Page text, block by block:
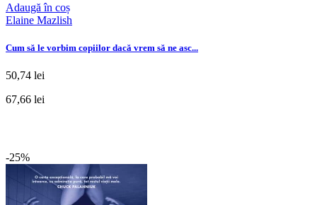
Adaugă în coș
Elaine Mazlish
Cum să le vorbim copiilor dacă vrem să ne asc...
50,74 lei
67,66 lei
-25%